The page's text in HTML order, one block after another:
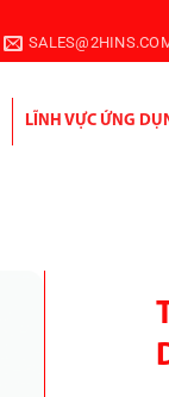
LĨNH VỰC ỨNG